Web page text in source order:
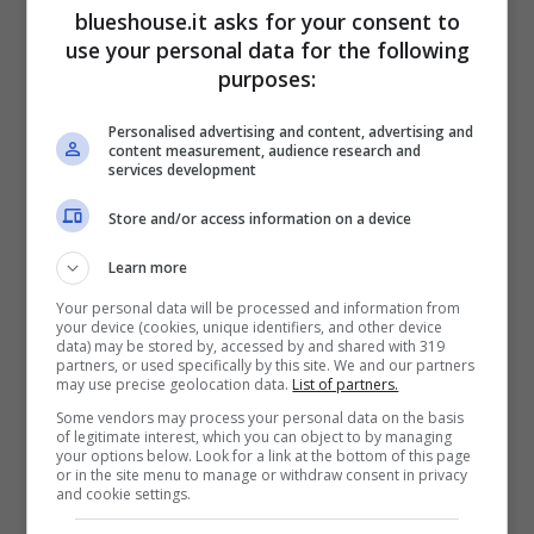
Fu allora che Ylenia sparì senza lasciare
traccia, mentre si trovava in un viaggio in
solitaria a New Orleans, negli Stati Uniti.
L’ultimo contatto che lei ebbe con la sua
famiglia rimasta in Italia avvenne per
blueshouse.it asks for your consent to
use your personal data for the following
purposes:
Personalised advertising and content, advertising and
content measurement, audience research and
services development
Store and/or access information on a device
Learn more
Your personal data will be processed and information from
your device (cookies, unique identifiers, and other device
data) may be stored by, accessed by and shared with 319
partners, or used specifically by this site. We and our partners
may use precise geolocation data. List of partners.
Some vendors may process your personal data on the basis
of legitimate interest, which you can object to by managing
your options below. Look for a link at the bottom of this page
or in the site menu to manage or withdraw consent in privacy
and cookie settings.